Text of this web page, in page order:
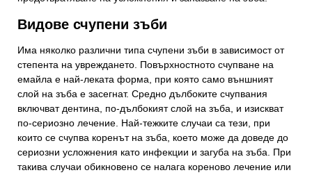
Видове счупени зъби
Има няколко различни типа счупени зъби в зависимост от
степента на увреждането. Повърхностното счупване на
емайла е най-леката форма, при която само външният
слой на зъба е засегнат. Средно дълбоките счупвания
включват дентина, по-дълбокият слой на зъба, и изискват
по-сериозно лечение. Най-тежките случаи са тези, при
които се счупва коренът на зъба, което може да доведе до
сериозни усложнения като инфекции и загуба на зъба. При
такива случаи обикновено се налага кореново лечение или